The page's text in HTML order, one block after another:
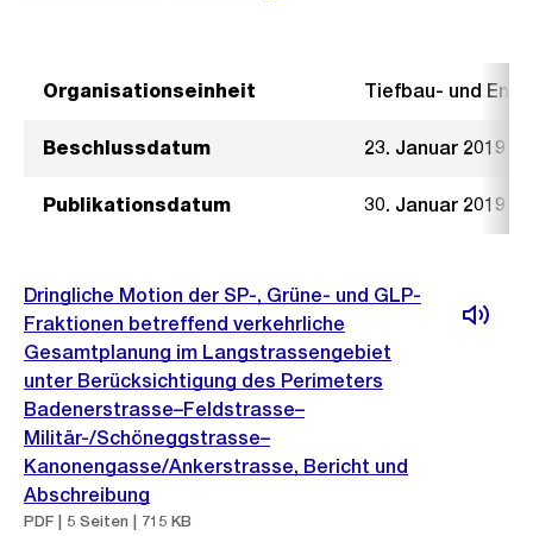
Organisationseinheit Tiefbau- und
Beschlussdatum 23. Januar 2019
Publikationsdatum 30. Januar 2019
Dringliche Motion der SP-, Grüne- und GLP-
Fraktionen betreffend verkehrliche
Gesamtplanung im Langstrassengebiet
unter Berücksichtigung des Perimeters
Badenerstrasse–Feldstrasse–
Militär-/Schöneggstrasse–
Kanonengasse/Ankerstrasse, Bericht und
Abschreibung
PDF | 5 Seiten | 715 KB